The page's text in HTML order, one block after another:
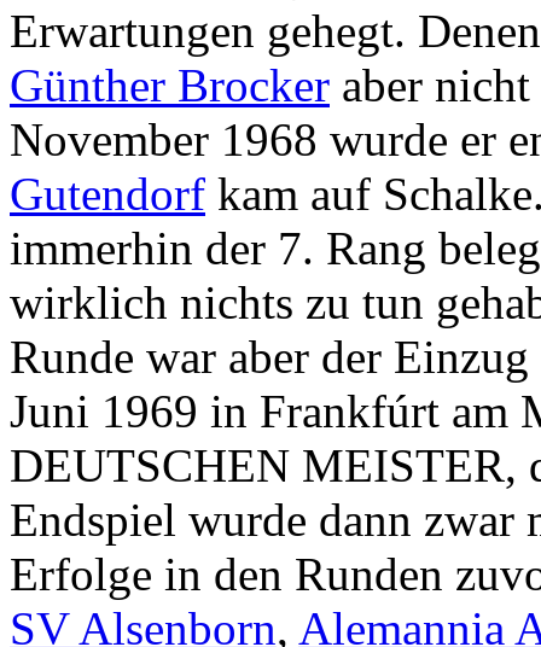
Erwartungen gehegt.
Günther Brocker aber
November 1968 wurde er
Gutendorf kam auf
immerhin der 7. Rang
wirklich nichts zu tun
Runde war aber der
Juni 1969 in Frankfúrt am
DEUTSCHEN MEISTER,
Endspiel wurde dann zwar
Erfolge in den Runden
SV Alsenborn, Alemannia